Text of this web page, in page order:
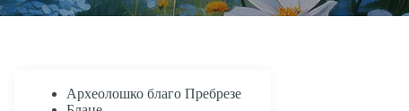
Археолошко благо Пребрезе